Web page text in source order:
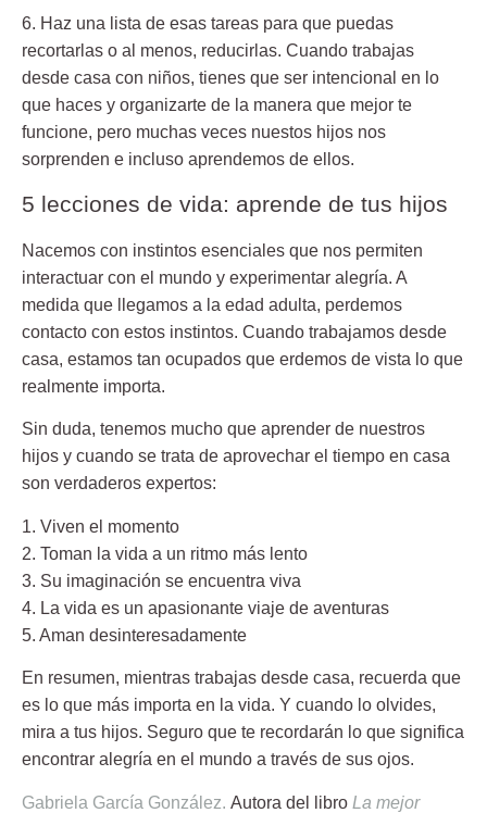
6. Haz una lista de esas tareas para que puedas
recortarlas o al menos, reducirlas. Cuando trabajas
desde casa con niños, tienes que ser intencional en lo
que haces y organizarte de la manera que mejor te
funcione, pero muchas veces nuestos hijos nos
sorprenden e incluso aprendemos de ellos.
5 lecciones de vida: aprende de tus hijos
Nacemos con instintos esenciales que nos permiten
interactuar con el mundo y experimentar alegría. A
medida que llegamos a la edad adulta, perdemos
contacto con estos instintos. Cuando trabajamos desde
casa, estamos tan ocupados que erdemos de vista lo que
realmente importa.
Sin duda, tenemos mucho que aprender de nuestros
hijos y cuando se trata de aprovechar el tiempo en casa
son verdaderos expertos:
1. Viven el momento
2. Toman la vida a un ritmo más lento
3. Su imaginación se encuentra viva
4. La vida es un apasionante viaje de aventuras
5. Aman desinteresadamente
En resumen, mientras trabajas desde casa, recuerda que
es lo que más importa en la vida. Y cuando lo olvides,
mira a tus hijos. Seguro que te recordarán lo que significa
encontrar alegría en el mundo a través de sus ojos.
Gabriela García González. Autora del libro La mejor